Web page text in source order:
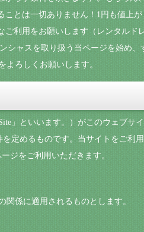
とは一切ありません！1円も値上
利用をお願いします（レンタルド
シャスを取り扱う当ページを始め、
よろしくお願いします。
」といいます。）がこのウェブサ
定めるものです。当サイトをご利
ジをご利用いただきます。
関係に適用されるものとします。